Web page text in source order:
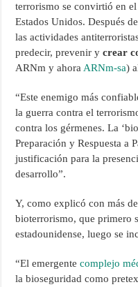
terrorismo se convirtió en
Estados Unidos. Después
las actividades
predecir, prevenir ycrear
ARNm y ahoraARNm-sa)
“Este enemigo más
la guerra contra el
contra los gérmenes. La
Preparación y Respuesta a
justificación para la
desarrollo”.
Y, como explicó con más
bioterrorismo, que primero
estadounidense, luego se
“El emergente complejo
la bioseguridad como